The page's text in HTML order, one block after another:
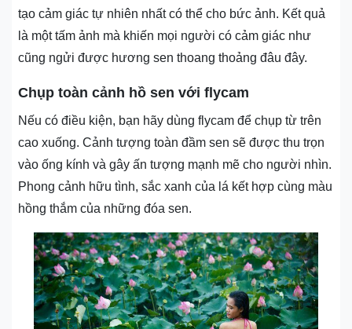
tạo cảm giác tự nhiên nhất có thể cho bức ảnh. Kết quả
là một tấm ảnh mà khiến mọi người có cảm giác như
cũng ngửi được hương sen thoang thoảng đâu đây.
Chụp toàn cảnh hồ sen với flycam
Nếu có điều kiện, bạn hãy dùng flycam để chụp từ trên
cao xuống. Cảnh tượng toàn đầm sen sẽ được thu trọn
vào ống kính và gây ấn tượng mạnh mẽ cho người nhìn.
Phong cảnh hữu tình, sắc xanh của lá kết hợp cùng màu
hồng thắm của những đóa sen.